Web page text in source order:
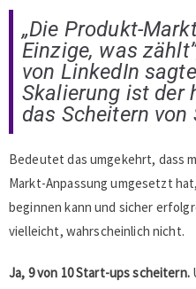
„Die Produkt-
Einzige, was
von LinkedIn
Skalierung ist der
das Scheitern von
Bedeutet das umgekehrt, dass
Markt-Anpassung umgesetzt
beginnen kann und sicher
vielleicht, wahrscheinlich nicht.
Ja, 9 von 10 Start-ups scheitern.